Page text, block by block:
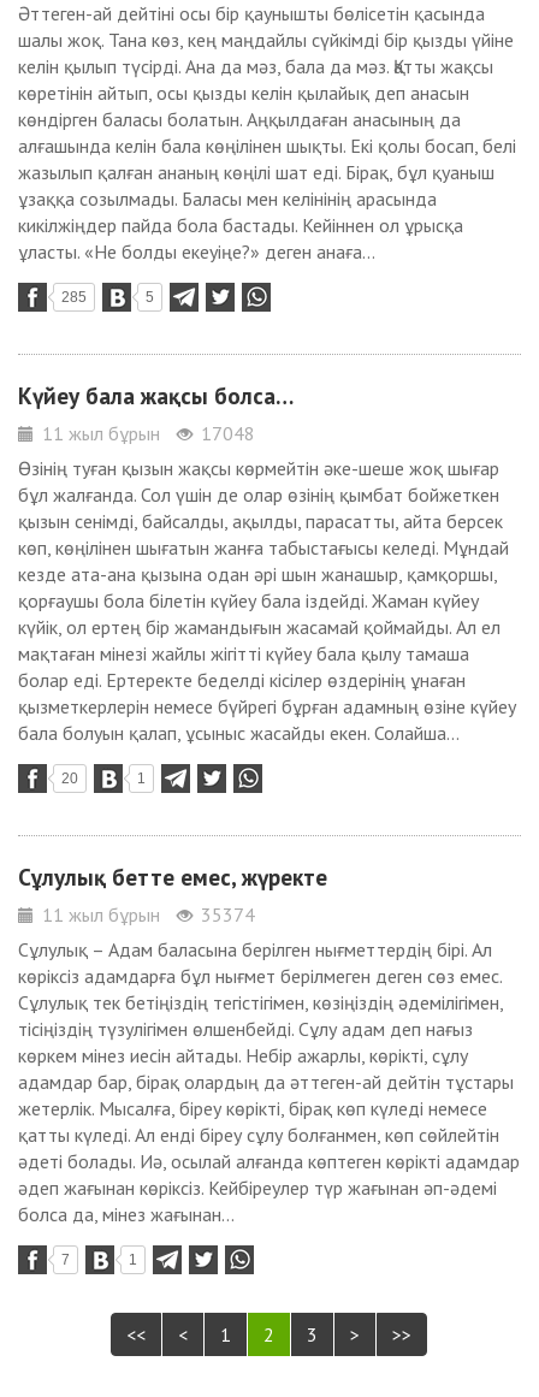
Әттеген-ай дейтіні осы бір қаунышты бөлісетін қасында
шалы жоқ. Тана көз, кең маңдайлы сүйкімді бір қызды үйіне
келін қылып түсірді. Ана да мәз, бала да мәз. Қатты жақсы
көретінін айтып, осы қызды келін қылайық деп анасын
көндірген баласы болатын. Аңқылдаған анасының да
алғашында келін бала көңілінен шықты. Екі қолы босап, белі
жазылып қалған ананың көңілі шат еді. Бірақ, бұл қуаныш
ұзаққа созылмады. Баласы мен келінінің арасында
кикілжіңдер пайда бола бастады. Кейіннен ол ұрысқа
ұласты. «Не болды екеуіңе?» деген анаға...
285 5
Күйеу бала жақсы болса…
11 жыл бұрын
17048
Өзінің туған қызын жақсы көрмейтін әке-шеше жоқ шығар
бұл жалғанда. Сол үшін де олар өзінің қымбат бойжеткен
қызын сенімді, байсалды, ақылды, парасатты, айта берсек
көп, көңілінен шығатын жанға табыстағысы келеді. Мұндай
кезде ата-ана қызына одан әрі шын жанашыр, қамқоршы,
қорғаушы бола білетін күйеу бала іздейді. Жаман күйеу
күйік, ол ертең бір жамандығын жасамай қоймайды. Ал ел
мақтаған мінезі жайлы жігітті күйеу бала қылу тамаша
болар еді. Ертеректе беделді кісілер өздерінің ұнаған
қызметкерлерін немесе бүйрегі бұрған адамның өзіне күйеу
бала болуын қалап, ұсыныс жасайды екен. Солайша...
20 1
Сұлулық бетте емес, жүректе
11 жыл бұрын
35374
Сұлулық – Адам баласына берілген нығметтердің бірі. Ал
көріксіз адамдарға бұл нығмет берілмеген деген сөз емес.
Сұлулық тек бетіңіздің тегістігімен, көзіңіздің әдемілігімен,
тісіңіздің түзулігімен өлшенбейді. Сұлу адам деп нағыз
көркем мінез иесін айтады. Небір ажарлы, көрікті, сұлу
адамдар бар, бірақ олардың да әттеген-ай дейтін тұстары
жетерлік. Мысалға, біреу көрікті, бірақ көп күледі немесе
қатты күледі. Ал енді біреу сұлу болғанмен, көп сөйлейтін
әдеті болады. Иә, осылай алғанда көптеген көрікті адамдар
әдеп жағынан көріксіз. Кейбіреулер түр жағынан әп-әдемі
болса да, мінез жағынан...
7 1
<< < 1 2 3 > >>